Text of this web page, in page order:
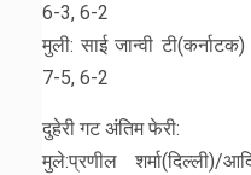
6-3, 6-2
मुली: साई जान्वी
7-5, 6-2
दुहेरी गट अंतिम फेरी:
मुले:प्रणील शर्मा(दिल्ली)/